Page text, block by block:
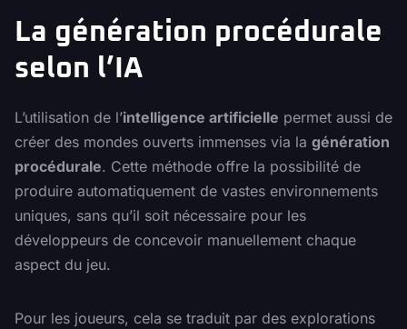
La génération procédurale
selon l’IA
L’utilisation de l’intelligence artificielle permet aussi de
créer des mondes ouverts immenses via la génération
procédurale. Cette méthode offre la possibilité de
produire automatiquement de vastes environnements
uniques, sans qu’il soit nécessaire pour les
développeurs de concevoir manuellement chaque
aspect du jeu.
Pour les joueurs, cela se traduit par des explorations